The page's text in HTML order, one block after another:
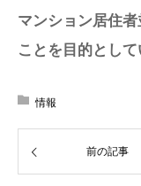
マンション居住
ことを目的とし
情報
前の記事